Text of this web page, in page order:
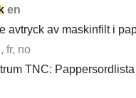
en
avtryck av maskinfilt i
fr, no
TNC: